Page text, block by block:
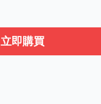
立即購買